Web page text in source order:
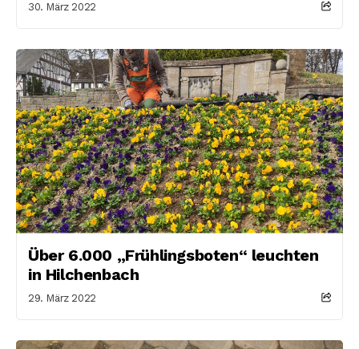
30. März 2022
Über 6.000 „Frühlingsboten“ leuchten
in Hilchenbach
29. März 2022